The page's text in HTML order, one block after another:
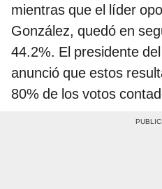
mientras que el líder
González, quedó en
44.2%. El presidente
anunció que estos
80% de los votos